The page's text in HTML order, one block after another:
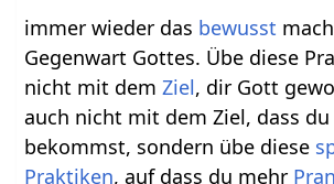
immer wieder das bewusst
Gegenwart Gottes. Übe diese
nicht mit demZiel, dir Gott
auch nicht mit dem Ziel, dass du
bekommst, sondern übe diese
Praktiken, auf dass du mehr